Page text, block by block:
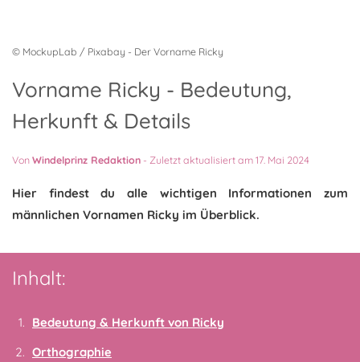
© MockupLab / Pixabay - Der Vorname Ricky
Vorname Ricky - Bedeutung,
Herkunft & Details
VonWindelprinz Redaktion - Zuletzt aktualisiert am 17. Mai 2024
Hier findest du alle wichtigen Informationen zum
männlichen Vornamen Ricky im Überblick.
Inhalt:
Bedeutung & Herkunft von Ricky
Orthographie